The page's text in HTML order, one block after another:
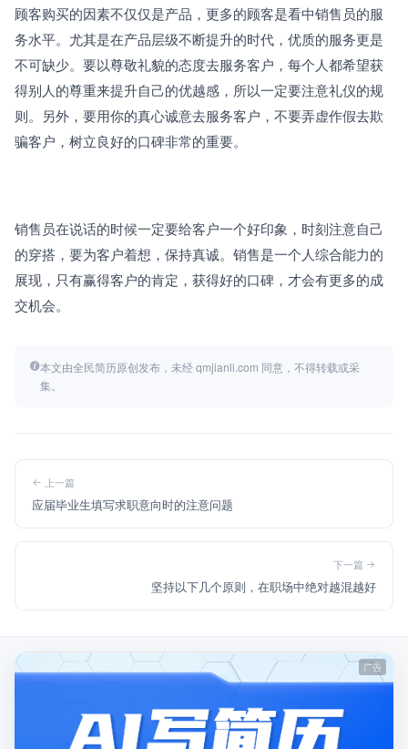
顾客购买的因素不仅仅是产品，更多的顾客是看中销售员的服
务水平。尤其是在产品层级不断提升的时代，优质的服务更是
不可缺少。要以尊敬礼貌的态度去服务客户，每个人都希望获
得别人的尊重来提升自己的优越感，所以一定要注意礼仪的规
则。另外，要用你的真心诚意去服务客户，不要弄虚作假去欺
骗客户，树立良好的口碑非常的重要。
销售员在说话的时候一定要给客户一个好印象，时刻注意自己
的穿搭，要为客户着想，保持真诚。销售是一个人综合能力的
展现，只有赢得客户的肯定，获得好的口碑，才会有更多的成
交机会。
本文由全民简历原创发布，未经 qmjianli.com 同意，不得转载或采
集。
上一篇
应届毕业生填写求职意向时的注意问题
下一篇
坚持以下几个原则，在职场中绝对越混越好